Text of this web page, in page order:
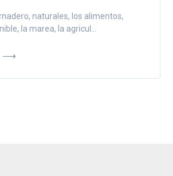
naturales, los alimentos,
la marea, la agricul...